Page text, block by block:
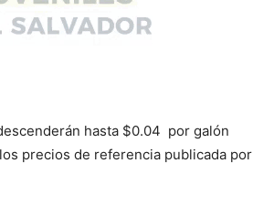
hasta $0.04 por galón
precios de referencia publicada por